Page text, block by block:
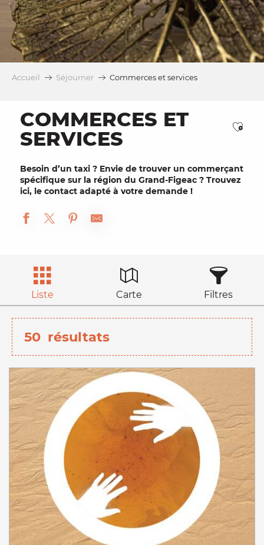
Accueil Séjourner Commerces et services
COMMERCES ET
SERVICES
Besoin d’un taxi ? Envie de trouver un commerçant
spécifique sur la région du Grand-Figeac ? Trouvez
ici, le contact adapté à votre demande !
Liste Carte Filtres
50 résultats